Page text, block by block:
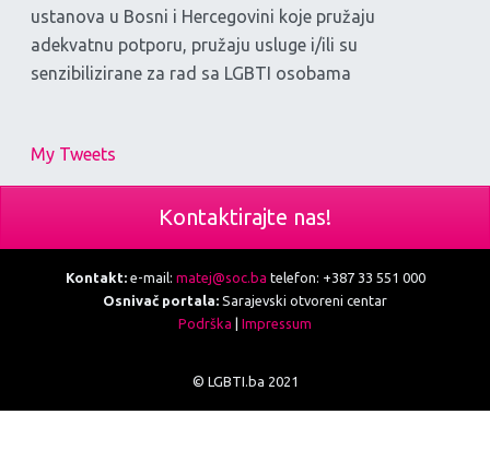
ustanova u Bosni i Hercegovini koje pružaju
adekvatnu potporu, pružaju usluge i/ili su
senzibilizirane za rad sa LGBTI osobama
My Tweets
Kontaktirajte nas!
Kontakt:e-mail: matej@soc.ba telefon: +387 33 551 000
Osnivač portala: Sarajevski otvoreni centar
Podrška | Impressum
© LGBTI.ba 2021